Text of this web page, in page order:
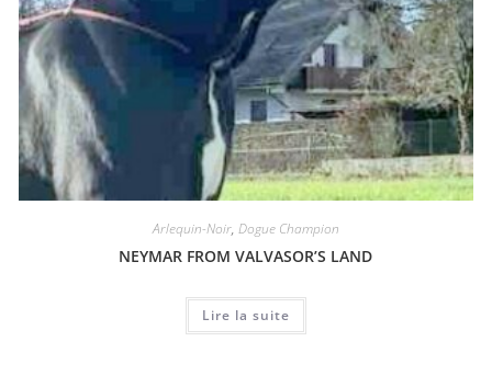
Arlequin-Noir, Dogue Champion
NEYMAR FROM VALVASOR’S LAND
Lire la suite